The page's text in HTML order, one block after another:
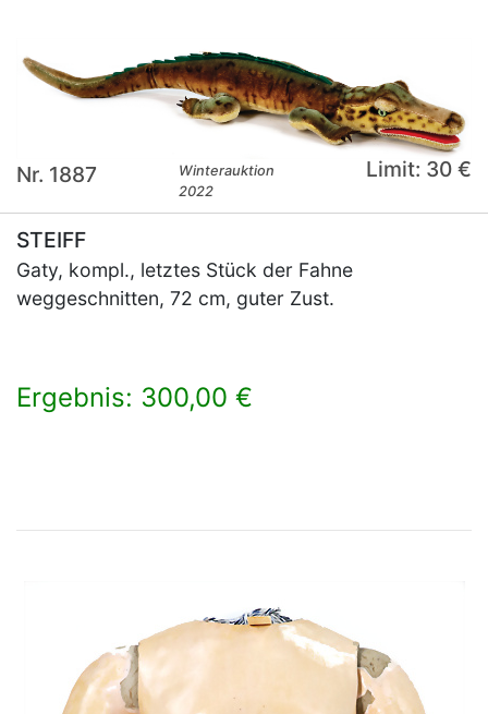
Nr. 1887
Winterauktion
2022
Limit: 30 €
STEIFF
Gaty, kompl., letztes Stück der Fahne
weggeschnitten, 72 cm, guter Zust.
Ergebnis: 300,00 €